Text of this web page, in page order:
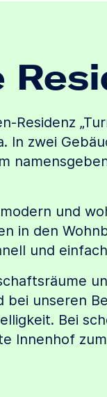
Residenz
In zwei
und
in den
und
bei unseren
Bei
Innenhof